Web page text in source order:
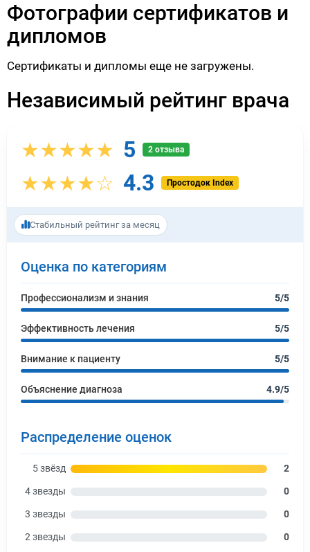
Фотографии сертификатов и
дипломов
Сертификаты и дипломы еще не загружены.
Независимый рейтинг врача
★★★★★ 5 2 отзыва
★★★★☆ 4.3 Простодок Index
Стабильный рейтинг за месяц
Оценка по категориям
Профессионализм и знания 5/5
Эффективность лечения 5/5
Внимание к пациенту 5/5
Объяснение диагноза 4.9/5
Распределение оценок
5 звёзд 2
4 звезды 0
3 звезды 0
2 звезды 0